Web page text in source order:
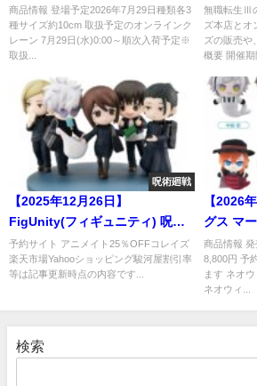
⑦・⑧
商品情報 登場予定2026年7月29日種類各3
種サイズ約10cm 取扱予定のオンラインク
レーン 7月29日(水)0:00～順次入荷予定※
取扱...
す～」ポ
ーマーズ
無職転生Ⅲ
ズ本店とオ
ズの販売や
概要 開催期
呪術廻戦
【2025年12月26日】
FigUnity(フィギュニティ) 呪術
廻戦 懐玉・玉折
予約サイト アニメイト25％OFFコレイズ
楽天市場Yahooショッピング駿河屋割引率
等は記事更新時点の内容です...
【2026
グス マ
商品情報
8,800円 予
ます ネオ
ネオウィ...
検索